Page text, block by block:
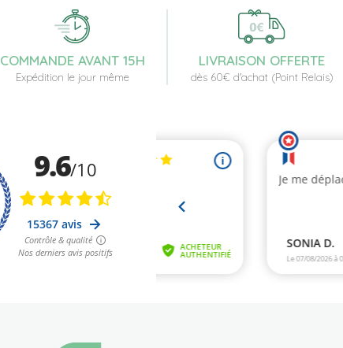
COMMANDE AVANT 15H
Expédition le jour même
LIVRAISON OFFERTE
dès 60€ d'achat (Point Relais)